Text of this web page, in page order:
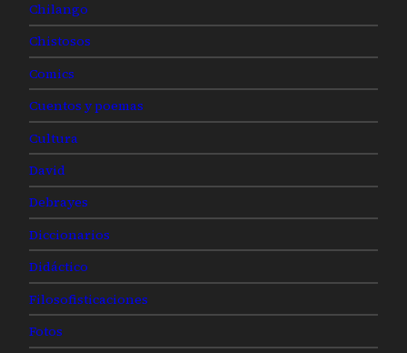
Chilango
Chistosos
Comics
Cuentos y poemas
Cultura
David
Debrayes
Diccionarios
Didáctico
Filosofisticaciones
Fotos